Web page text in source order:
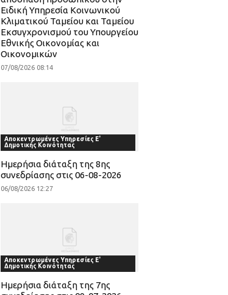
Ειδική Υπηρεσία Κοινωνικού
Κλιματικού Ταμείου και Ταμείου
Εκσυγχρονισμού του Υπουργείου
Εθνικής Οικονομίας και
Οικονομικών
07/08/2026 08:14
Αποκεντρωμένες Υπηρεσίες Ε'
Δημοτικής Κοινότητας
Ημερήσια διάταξη της 8ης
συνεδρίασης στις 06-08-2026
06/08/2026 12:27
Αποκεντρωμένες Υπηρεσίες Ε'
Δημοτικής Κοινότητας
Ημερήσια διάταξη της 7ης